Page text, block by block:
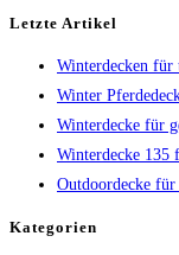
Letzte Artikel
Winterdecken für
Winter
Winterdecke für
Winterdecke 135
Outdoordecke
Kategorien